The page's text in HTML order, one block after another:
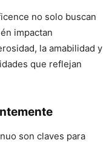
no solo buscan
impactan
la amabilidad y
que reflejan
son claves para